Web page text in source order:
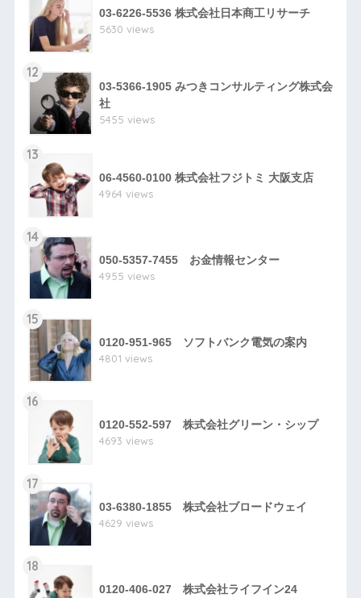
03-6226-5536 株式会社日本商工リサーチ
5630 views
12
03-5366-1905 みつきコンサルティング株式会
社
5455 views
13
06-4560-0100 株式会社フジトミ 大阪支店
4964 views
14
050-5357-7455 お金情報センター
4955 views
15
0120-951-965 ソフトバンク電気の案内
4801 views
16
0120-552-597 株式会社グリーン・シップ
4693 views
17
03-6380-1855 株式会社ブロードウェイ
4629 views
18
0120-406-027 株式会社ライフイン24